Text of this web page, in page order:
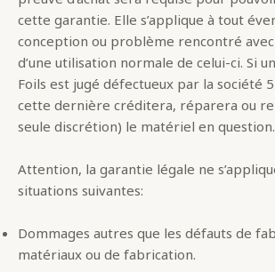
cette garantie. Elle s’applique à tout
conception ou problème rencontré
d’une utilisation normale de celui-ci. Si
Foils est jugé défectueux par la société
cette dernière créditera, réparera ou
seule discrétion) le matériel en question.
Attention, la garantie légale ne
situations suivantes:
Dommages autres que les défauts de
matériaux ou de fabrication.